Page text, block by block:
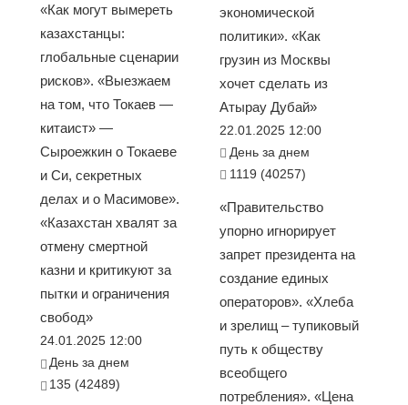
«Как могут вымереть
казахстанцы:
глобальные сценарии
рисков». «Выезжаем
на том, что Токаев —
китаист» —
Сыроежкин о Токаеве
и Си, секретных
делах и о Масимове».
«Казахстан хвалят за
отмену смертной
казни и критикуют за
пытки и ограничения
свобод»
24.01.2025 12:00
День за днем
135 (42489)
экономической
политики». «Как
грузин из Москвы
хочет сделать из
Атырау Дубай»
22.01.2025 12:00
День за днем
1119 (40257)
«Правительство
упорно игнорирует
запрет президента на
создание единых
операторов». «Хлеба
и зрелищ – тупиковый
путь к обществу
всеобщего
потребления». «Цена